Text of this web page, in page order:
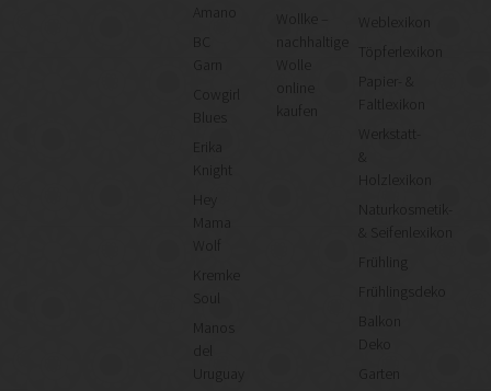
Cowgirl
Knight
Mama
Wolf
Kremke
Manos
Uruguay
Wollke –
nachhaltige
kaufen
Weblexikon
Töpferlexikon
Papier- &
Faltlexikon
Werkstatt-
&
Holzlexikon
Naturkosmetik-
& Seifenlexikon
Frühling
Frühlingsdeko
Balkon
Deko
Garten